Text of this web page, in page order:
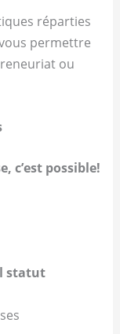
réparties
permettre
ou
c’est possible!
statut